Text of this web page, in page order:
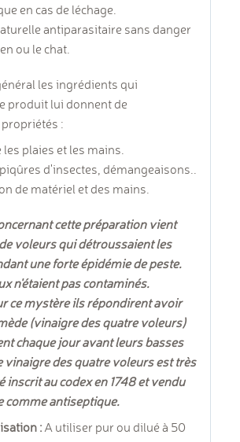
en cas de léchage.
antiparasitaire sans danger
ou le chat.
les ingrédients qui
produit lui donnent de
:
les plaies et les mains.
d'insectes, démangeaisons..
de matériel et des mains.
cette préparation vient
voleurs qui détroussaient les
une forte épidémie de peste.
n'étaient pas contaminés.
ce mystère ils répondirent avoir
(vinaigre des quatre voleurs)
chaque jour avant leurs basses
vinaigre des quatre voleurs est très
inscrit au codex en 1748 et vendu
comme antiseptique.
: A utiliser pur ou dilué à 50